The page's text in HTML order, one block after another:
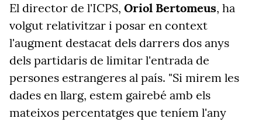
El director de l'ICPS, Oriol Bertomeus, ha
volgut relativitzar i posar en context
l'augment destacat dels darrers dos anys
dels partidaris de limitar l'entrada de
persones estrangeres al país. "Si mirem les
dades en llarg, estem gairebé amb els
mateixos percentatges que teníem l'any